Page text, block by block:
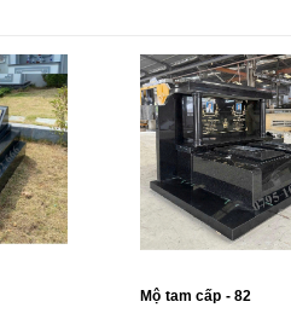
Mộ tam cấp - 82